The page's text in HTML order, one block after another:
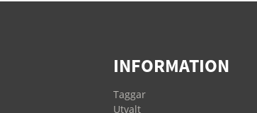
Ingersoll Rand
INFORMATION
Taggar
Utvalt